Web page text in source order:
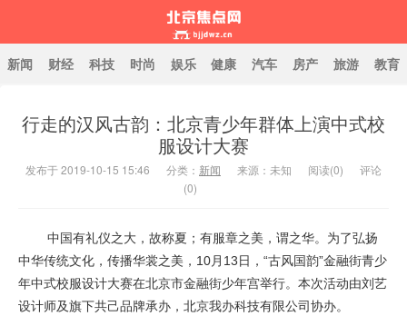
北京焦点网
新闻 财经 科技 时尚 娱乐 健康 汽车 房产 旅游 教育
行走的汉风古韵：北京青少年群体上演中式校
服设计大赛
发布于 2019-10-15 15:46 分类： 新闻 来源：未知 阅读(0)
评论
(0)
中国有礼仪之大，故称夏；有服章之美，谓之华。为了弘扬
中华传统文化，传播华裳之美，10月13日，“古风国韵”金融街青少
年中式校服设计大赛在北京市金融街少年宫举行。本次活动由刘艺
设计师及旗下共己品牌承办，北京我办科技有限公司协办。